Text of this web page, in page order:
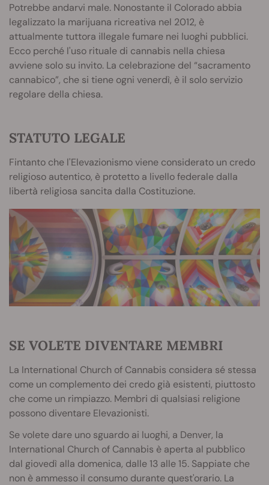
Potrebbe andarvi male. Nonostante il Colorado abbia
legalizzato la marijuana ricreativa nel 2012, è
attualmente tuttora illegale fumare nei luoghi pubblici.
Ecco perché l'uso rituale di cannabis nella chiesa
avviene solo su invito. La celebrazione del “sacramento
cannabico”, che si tiene ogni venerdì, è il solo servizio
regolare della chiesa.
STATUTO LEGALE
Fintanto che l'Elevazionismo viene considerato un credo
religioso autentico, è protetto a livello federale dalla
libertà religiosa sancita dalla Costituzione.
SE VOLETE DIVENTARE MEMBRI
La International Church of Cannabis considera sé stessa
come un complemento dei credo già esistenti, piuttosto
che come un rimpiazzo. Membri di qualsiasi religione
possono diventare Elevazionisti.
Se volete dare uno sguardo ai luoghi, a Denver, la
International Church of Cannabis è aperta al pubblico
dal giovedì alla domenica, dalle 13 alle 15. Sappiate che
non è ammesso il consumo durante quest'orario. La